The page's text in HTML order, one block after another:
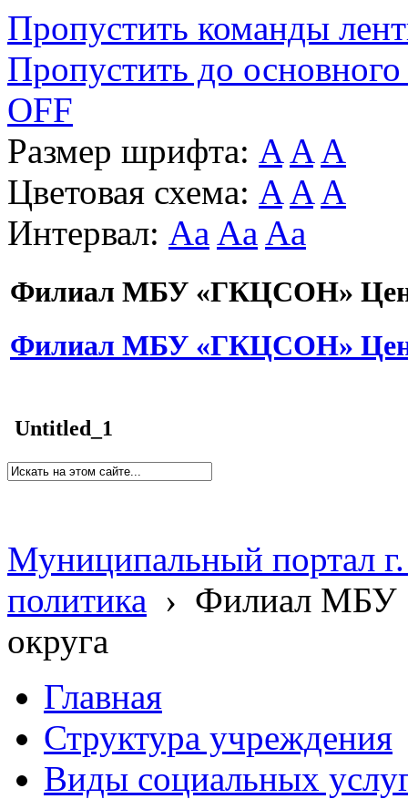
Пропустить команды
Пропустить до основного
OFF
Размер шрифта: A A A
Цветовая схема: A A A
Интервал: Aa Aa Aa
Филиал МБУ «ГКЦСОН»
Филиал МБУ «ГКЦСОН»
Untitled_1
Муниципальный портал
политика › Филиал МБУ
округа
Главная
Структура учреждения
Виды социальных